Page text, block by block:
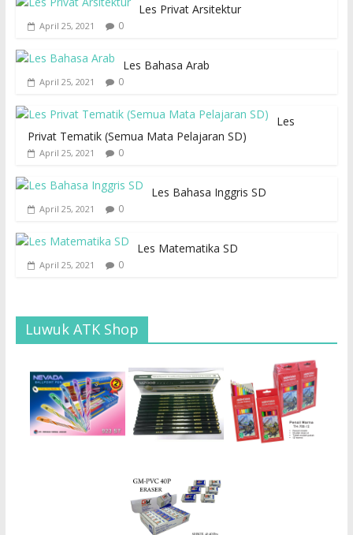
Les Privat Arsitektur
April 25, 2021 0
Les Bahasa Arab
April 25, 2021 0
Les
Privat Tematik (Semua Mata Pelajaran SD)
April 25, 2021 0
Les Bahasa Inggris SD
April 25, 2021 0
Les Matematika SD
April 25, 2021 0
Luwuk ATK Shop